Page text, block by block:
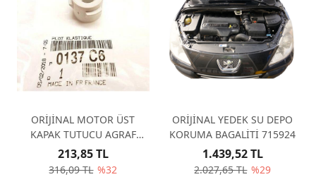
ORİJİNAL MOTOR ÜST
KAPAK TUTUCU AGRAF
0137C6
316,09 TL %32
213,85 TL
ORİJİNAL YEDEK SU DEPO
KORUMA BAGALİTİ 715924
2.027,65 TL %29
1.439,52 TL